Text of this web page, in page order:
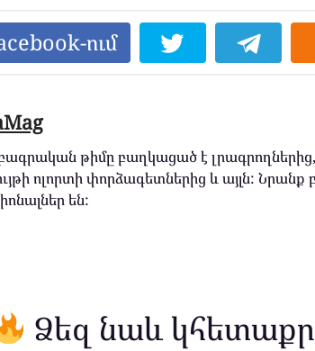
ում
թիմը բաղկացած է
ոլորտի փորձագետներից և այլն: Նրանք
են:
Ձեզ նաև